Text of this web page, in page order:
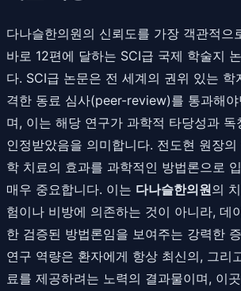
다나슬한의원의 신뢰도를 가장 객관적으
바로 12편에 달하는 SCI급 국제 학술지
다. SCI급 논문은 전 세계의 권위 있는 학
격한 동료 심사(peer-review)를 통과해
며, 이는 해당 연구가 과학적 타당성과 독
인정받았음을 의미합니다. 전도현 원장
학 치료의 효과를 과학적인 방법론으로
매우 중요합니다. 이는 다나슬한의원의
험이나 비방에 의존하는 것이 아니라, 데
한 검증된 방법론임을 보여주는 강력한
연구 역량은 환자에게 항상 최신의, 그리
료를 제공하려는 노력의 결과물이며, 이